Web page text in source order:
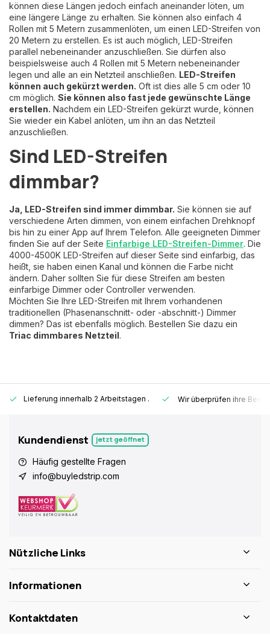
können diese Längen jedoch einfach aneinander löten, um
eine längere Länge zu erhalten. Sie können also einfach 4
Rollen mit 5 Metern zusammenlöten, um einen LED-Streifen von
20 Metern zu erstellen. Es ist auch möglich, LED-Streifen
parallel nebeneinander anzuschließen. Sie dürfen also
beispielsweise auch 4 Rollen mit 5 Metern nebeneinander
legen und alle an ein Netzteil anschließen. LED-Streifen
können auch gekürzt werden. Oft ist dies alle 5 cm oder 10
cm möglich. Sie können also fast jede gewünschte Länge
erstellen. Nachdem ein LED-Streifen gekürzt wurde, können
Sie wieder ein Kabel anlöten, um ihn an das Netzteil
anzuschließen.
Sind LED-Streifen
dimmbar?
Ja, LED-Streifen sind immer dimmbar. Sie können sie auf
verschiedene Arten dimmen, von einem einfachen Drehknopf
bis hin zu einer App auf Ihrem Telefon. Alle geeigneten Dimmer
finden Sie auf der Seite Einfarbige LED-Streifen-Dimmer. Die
4000-4500K LED-Streifen auf dieser Seite sind einfarbig, das
heißt, sie haben einen Kanal und können die Farbe nicht
ändern. Daher sollten Sie für diese Streifen am besten
einfarbige Dimmer oder Controller verwenden.
Möchten Sie Ihre LED-Streifen mit Ihrem vorhandenen
traditionellen (Phasenanschnitt- oder -abschnitt-) Dimmer
dimmen? Das ist ebenfalls möglich. Bestellen Sie dazu ein
Triac dimmbares Netzteil.
Lieferung innerhalb 2 Arbeitstagen . Wir überprüfen ihre
Kundendienst jetzt geöffnet
Häufig gestellte Fragen
info@buyledstrip.com
Nützliche Links
Informationen
Kontaktdaten